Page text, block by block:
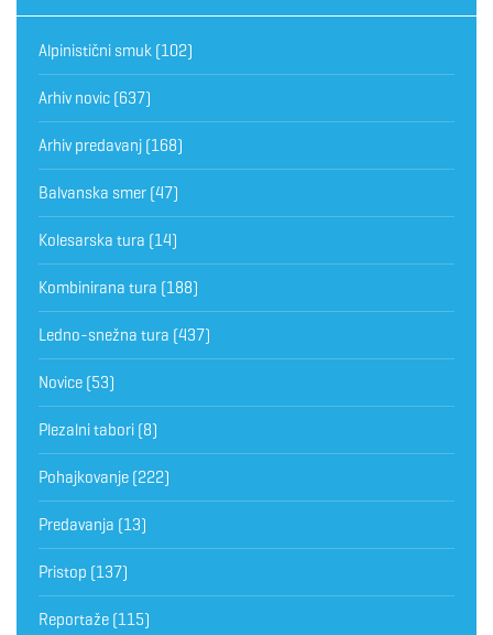
Alpinistični smuk (102)
Arhiv novic (637)
Arhiv predavanj (168)
Balvanska smer (47)
Kolesarska tura (14)
Kombinirana tura (188)
Ledno-snežna tura (437)
Novice (53)
Plezalni tabori (8)
Pohajkovanje (222)
Predavanja (13)
Pristop (137)
Reportaže (115)